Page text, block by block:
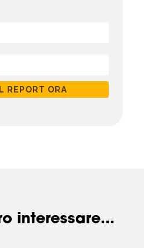
REPORT ORA
interessare...